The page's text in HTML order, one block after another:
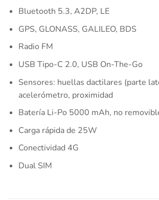
Bluetooth 5.3, A2DP, LE
GPS, GLONASS, GALILEO, BDS
Radio FM
USB Tipo-C 2.0, USB On-The-Go
Sensores: huellas dactilares (parte
acelerómetro, proximidad
Batería Li-Po 5000 mAh, no
Carga rápida de 25W
Conectividad 4G
Dual SIM